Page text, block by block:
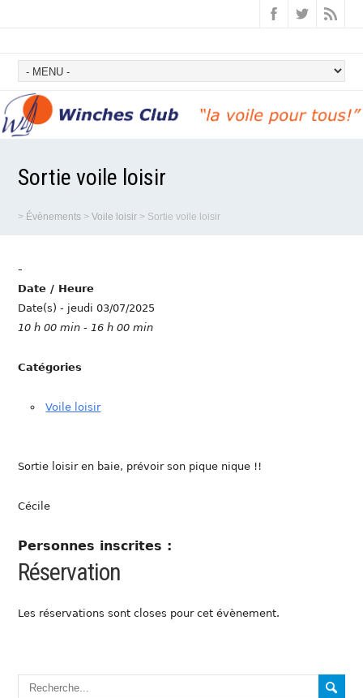
Sortie voile loisir
> Évènements >Voile loisir > Sortie voile loisir
-
Date / Heure
Date(s) - jeudi 03/07/2025
10 h 00 min - 16 h 00 min
Catégories
Voile loisir
Sortie loisir en baie, prévoir son pique nique !!
Cécile
Personnes inscrites :
Réservation
Les réservations sont closes pour cet évènement.